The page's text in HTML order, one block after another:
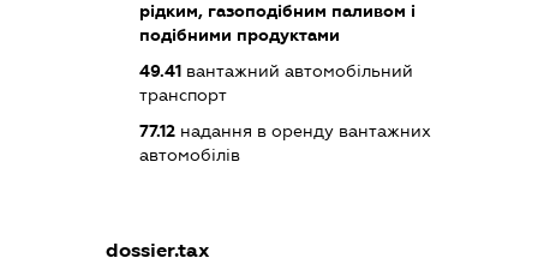
рідким, газоподібним паливом і
подібними продуктами
49.41 вантажний автомобільний
транспорт
77.12 надання в оренду вантажних
автомобілів
dossier.tax